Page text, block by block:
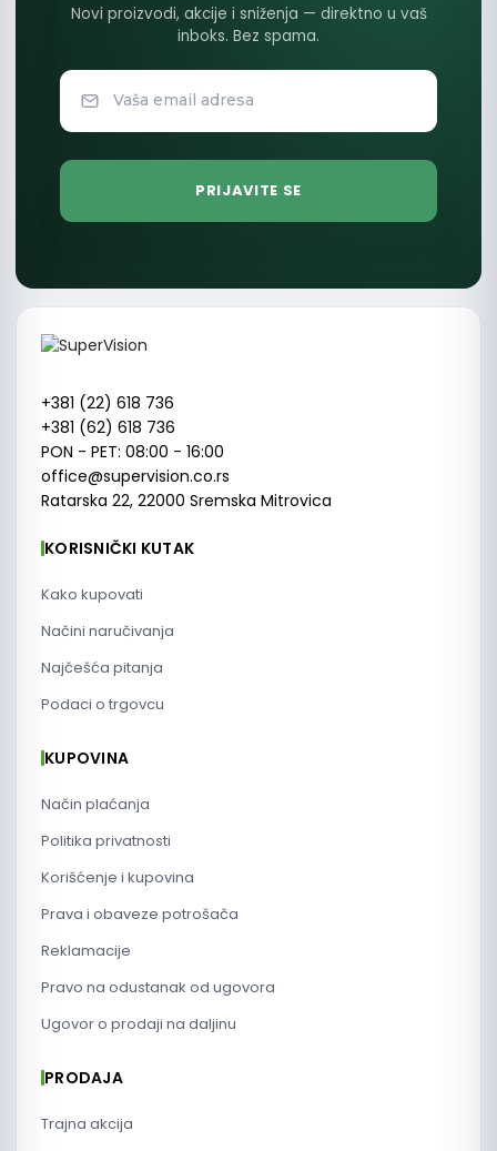
Novi proizvodi, akcije i sniženja — direktno u vaš
inboks. Bez spama.
+381 (22) 618 736
+381 (62) 618 736
PON - PET: 08:00 - 16:00
office@supervision.co.rs
Ratarska 22, 22000 Sremska Mitrovica
KORISNIČKI KUTAK
Kako kupovati
Načini naručivanja
Najčešća pitanja
Podaci o trgovcu
KUPOVINA
Način plaćanja
Politika privatnosti
Korišćenje i kupovina
Prava i obaveze potrošača
Reklamacije
Pravo na odustanak od ugovora
Ugovor o prodaji na daljinu
PRODAJA
Trajna akcija